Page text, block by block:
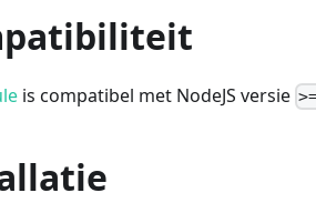
is compatibel met NodeJS versie